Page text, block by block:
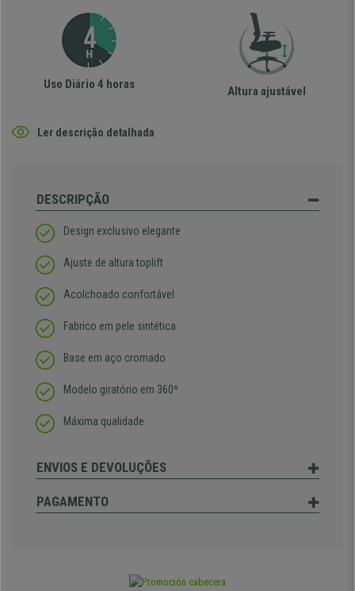
Uso Diário 4 horas Altura ajustável
Ler descrição detalhada
DESCRIPÇÃO
Design exclusivo elegante
Ajuste de altura toplift
Acolchoado confortável
Fabrico em pele sintética
Base em aço cromado
Modelo giratório em 360º
Máxima qualidade
ENVIOS E DEVOLUÇÕES
PAGAMENTO